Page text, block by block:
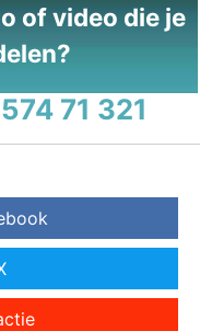
of video die je
71 321